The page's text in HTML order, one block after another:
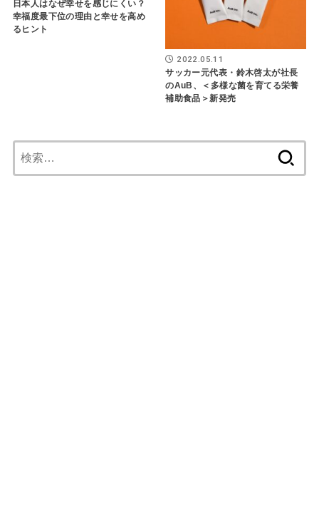
日本人はなぜ幸せを感じにくい？
幸福度最下位の理由と幸せを高め
るヒント
2022.05.11
サッカー元代表・鈴木啓太が社長
のAuB、＜多様な菌を育てる栄養
補助食品＞新発売
索: